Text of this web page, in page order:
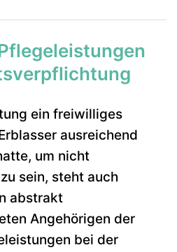
ein freiwilliges
ausreichend
um nicht
sein, steht auch
abstrakt
Angehörigen der
bei der